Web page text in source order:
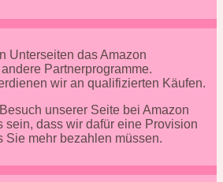
Unterseiten das Amazon
Partnerprogramme.
wir an qualifizierten Käufen.
unserer Seite bei Amazon
sein, dass wir dafür eine Provision
Sie mehr bezahlen müssen.